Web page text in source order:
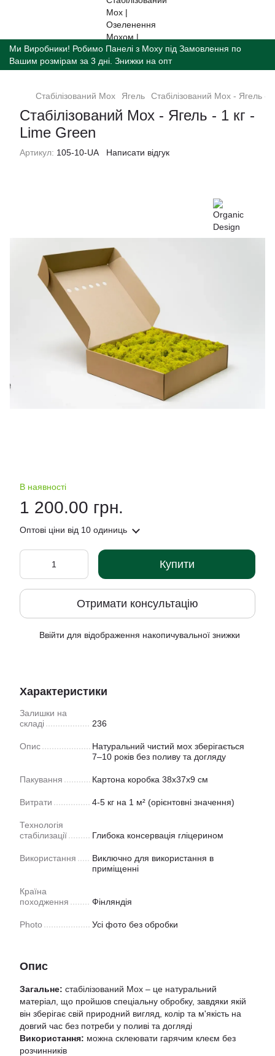
Ми Виробники! Робимо Панелі з Моху під Замовлення по
Вашим розмірам за 3 дні. Знижки на опт
Стабілізований Мох Ягель Стабілізований Мох - Ягель -
Стабілізований Мох - Ягель - 1 кг -
Lime Green
Артикул: 105-10-UA Написати відгук
В наявності
1 200.00 грн.
Оптові ціни від 10 одиниць
Купити
Отримати консультацію
Ввійти для відображення накопичувальної знижки
Характеристики
Залишки на
складі
236
Опис
Натуральний чистий мох зберігається
7–10 років без поливу та догляду
Пакування Картона коробка 38х37х9 см
Витрати 4-5 кг на 1 м² (орієнтовні значення)
Технологія
стабілизації
Глибока консервація глiцерином
Використання
Виключно для використання в
приміщенні
Країна
походження
Фiнляндiя
Photo Усі фото без обробки
Опис
Загальне: стабілізований Мох – це натуральний
матеріал, що пройшов спеціальну обробку, завдяки якій
він зберігає свій природний вигляд, колір та м'якість на
довгий час без потреби у поливі та догляді
Використання: можна склеювати гарячим клеєм без
розчинників